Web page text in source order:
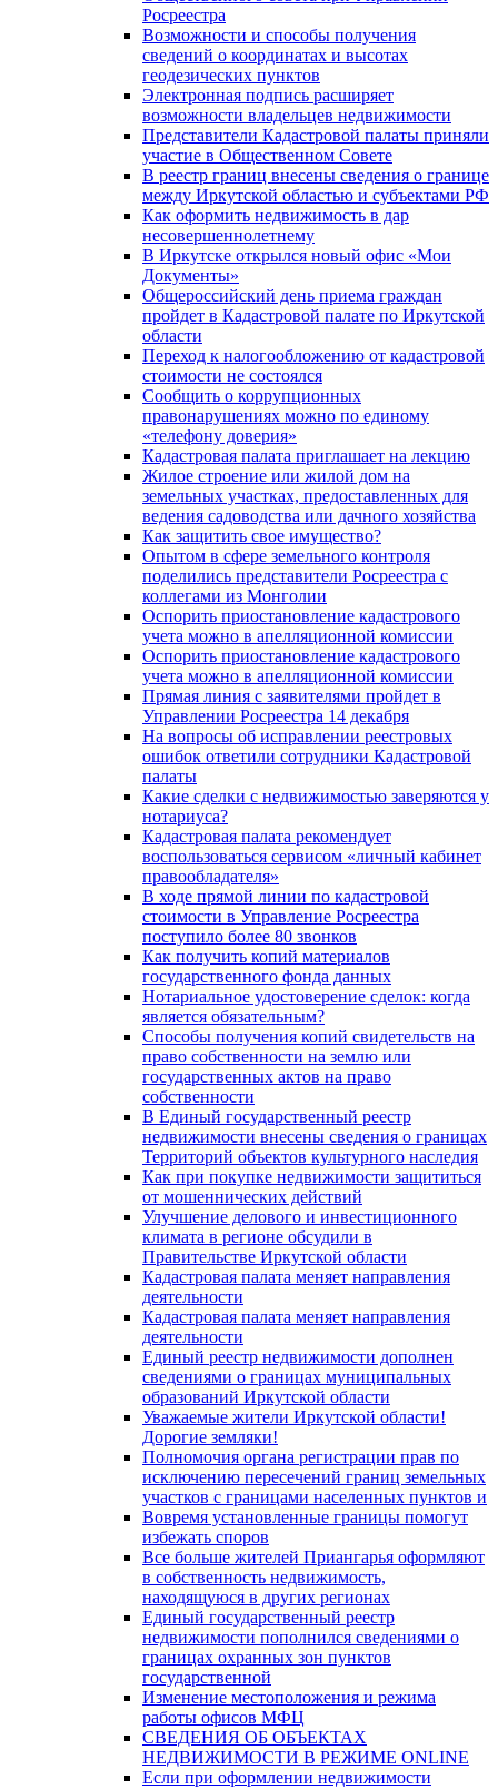
Росреестра
Возможности и способы получения
сведений о координатах и высотах
геодезических пунктов
Электронная подпись расширяет
возможности владельцев недвижимости
Представители Кадастровой палаты приняли
участие в Общественном Совете
В реестр границ внесены сведения о границе
между Иркутской областью и субъектами РФ
Как оформить недвижимость в дар
несовершеннолетнему
В Иркутске открылся новый офис «Мои
Документы»
Общероссийский день приема граждан
пройдет в Кадастровой палате по Иркутской
области
Переход к налогообложению от кадастровой
стоимости не состоялся
Сообщить о коррупционных
правонарушениях можно по единому
«телефону доверия»
Кадастровая палата приглашает на лекцию
Жилое строение или жилой дом на
земельных участках, предоставленных для
ведения садоводства или дачного хозяйства
Как защитить свое имущество?
Опытом в сфере земельного контроля
поделились представители Росреестра с
коллегами из Монголии
Оспорить приостановление кадастрового
учета можно в апелляционной комиссии
Оспорить приостановление кадастрового
учета можно в апелляционной комиссии
Прямая линия с заявителями пройдет в
Управлении Росреестра 14 декабря
На вопросы об исправлении реестровых
ошибок ответили сотрудники Кадастровой
палаты
Какие сделки с недвижимостью заверяются у
нотариуса?
Кадастровая палата рекомендует
воспользоваться сервисом «личный кабинет
правообладателя»
В ходе прямой линии по кадастровой
стоимости в Управление Росреестра
поступило более 80 звонков
Как получить копий материалов
государственного фонда данных
Нотариальное удостоверение сделок: когда
является обязательным?
Способы получения копий свидетельств на
право собственности на землю или
государственных актов на право
собственности
В Единый государственный реестр
недвижимости внесены сведения о границах
Территорий объектов культурного наследия
Как при покупке недвижимости защититься
от мошеннических действий
Улучшение делового и инвестиционного
климата в регионе обсудили в
Правительстве Иркутской области
Кадастровая палата меняет направления
деятельности
Кадастровая палата меняет направления
деятельности
Единый реестр недвижимости дополнен
сведениями о границах муниципальных
образований Иркутской области
Уважаемые жители Иркутской области!
Дорогие земляки!
Полномочия органа регистрации прав по
исключению пересечений границ земельных
участков с границами населенных пунктов и
Вовремя установленные границы помогут
избежать споров
Все больше жителей Приангарья оформляют
в собственность недвижимость,
находящуюся в других регионах
Единый государственный реестр
недвижимости пополнился сведениями о
границах охранных зон пунктов
государственной
Изменение местоположения и режима
работы офисов МФЦ
СВЕДЕНИЯ ОБ ОБЪЕКТАХ
НЕДВИЖИМОСТИ В РЕЖИМЕ ONLINE
Если при оформлении недвижимости